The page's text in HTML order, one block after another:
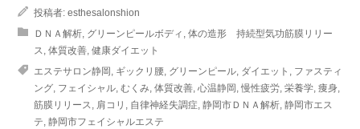
投稿者: esthesalonshion
ＤＮＡ解析, グリーンピールボディ , 体の造形 持続型気功筋膜リリー
ス, 体質改善, 健康ダイエット
エステサロン静岡 , ギックリ腰, グリーンピール, ダイエット , ファスティ
ング, フェイシャル, むくみ, 体質改善, 心温静岡 , 慢性疲労, 栄養学, 痩身,
筋膜リリース, 肩コリ , 自律神経失調症, 静岡市ＤＮＡ解析, 静岡市エス
テ, 静岡市フェイシャルエステ